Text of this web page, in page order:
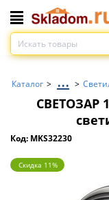
Каталог > ... >
СВЕТОЗАР
Код: MKS32230
Скидка 11%